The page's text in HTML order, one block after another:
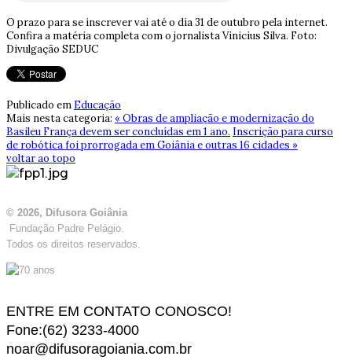
O prazo para se inscrever vai até o dia 31 de outubro pela internet.
Confira a matéria completa com o jornalista Vinicius Silva. Foto:
Divulgação SEDUC
Publicado em Educação
Mais nesta categoria: « Obras de ampliação e modernização do
Basileu França devem ser concluídas em 1 ano. Inscrição para curso
de robótica foi prorrogada em Goiânia e outras 16 cidades »
voltar ao topo
© 2026, Difusora Goiânia
Fundação Padre Pelágio.
Todos os direitos reservados.
ENTRE EM CONTATO CONOSCO!
Fone:(62) 3233-4000
noar@difusoragoiania.com.br